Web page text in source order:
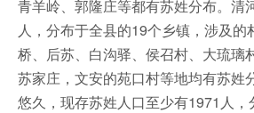
青羊岭、郭隆庄等都有苏姓分布。清
人，分布于全县的19个乡镇，涉及的
桥、后苏、白沟驿、侯召村、大琉璃
苏家庄，文安的苑口村等地均有苏姓
悠久，现存苏姓人口至少有1971人